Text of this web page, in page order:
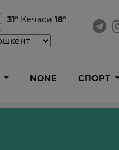
31° Кечаси 18°
NONE СПОРТ